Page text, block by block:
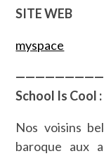
SITE WEB
myspace
School Is Cool :
Nos voisins
baroque aux